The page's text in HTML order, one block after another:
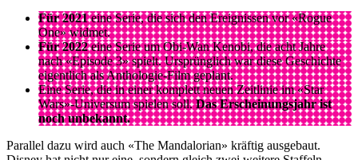
Für 2021eine Serie, die sich den Ereignissen vor «Rogue
One» widmet.
Für 2022eine Serie um Obi-Wan Kenobi, die acht Jahre
nach «Episode 3» spielt. Ursprünglich war diese Geschichte
eigentlich als Anthologie-Film geplant.
Eine Serie, die in einer komplett neuen Zeitlinie im «Star
Wars»-Universum spielen soll.Das Erscheinungsjahr ist
noch unbekannt.
Parallel dazu wird auch «The Mandalorian» kräftig ausgebaut.